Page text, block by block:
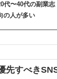
代〜40代の副業志
の人が多い
先すべき